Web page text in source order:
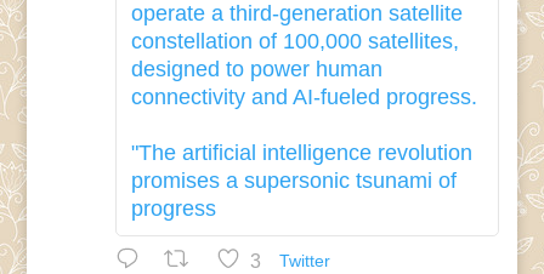
operate a third-generation satellite
constellation of 100,000 satellites,
designed to power human
connectivity and AI-fueled progress.
"The artificial intelligence revolution
promises a supersonic tsunami of
progress
3 Twitter